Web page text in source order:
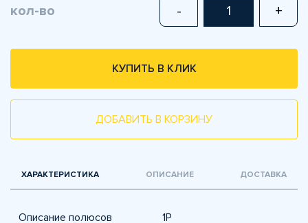
кол-во - +
КУПИТЬ В КЛИК
ДОБАВИТЬ В КОРЗИНУ
ХАРАКТЕРИСТИКА ОПИСАНИЕ ДОСТАВКА
Описание полюсов 1P